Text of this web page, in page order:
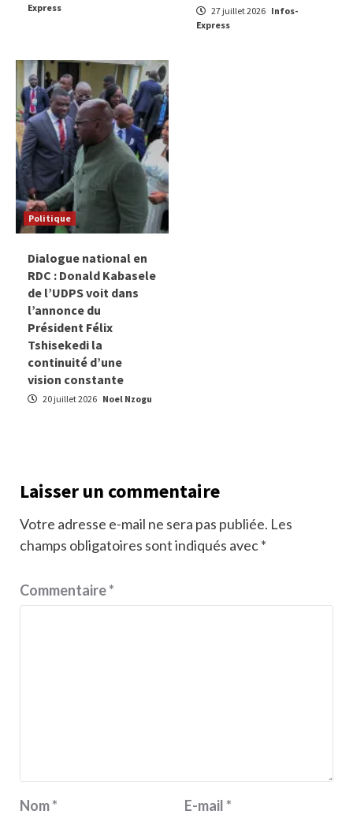
Express
27 juillet 2026 Infos-
Express
Politique
Dialogue national en
RDC : Donald Kabasele
de l’UDPS voit dans
l’annonce du
Président Félix
Tshisekedi la
continuité d’une
vision constante
20 juillet 2026 Noel Nzogu
Laisser un commentaire
Votre adresse e-mail ne sera pas publiée. Les
champs obligatoires sont indiqués avec*
Commentaire*
Nom* E-mail*